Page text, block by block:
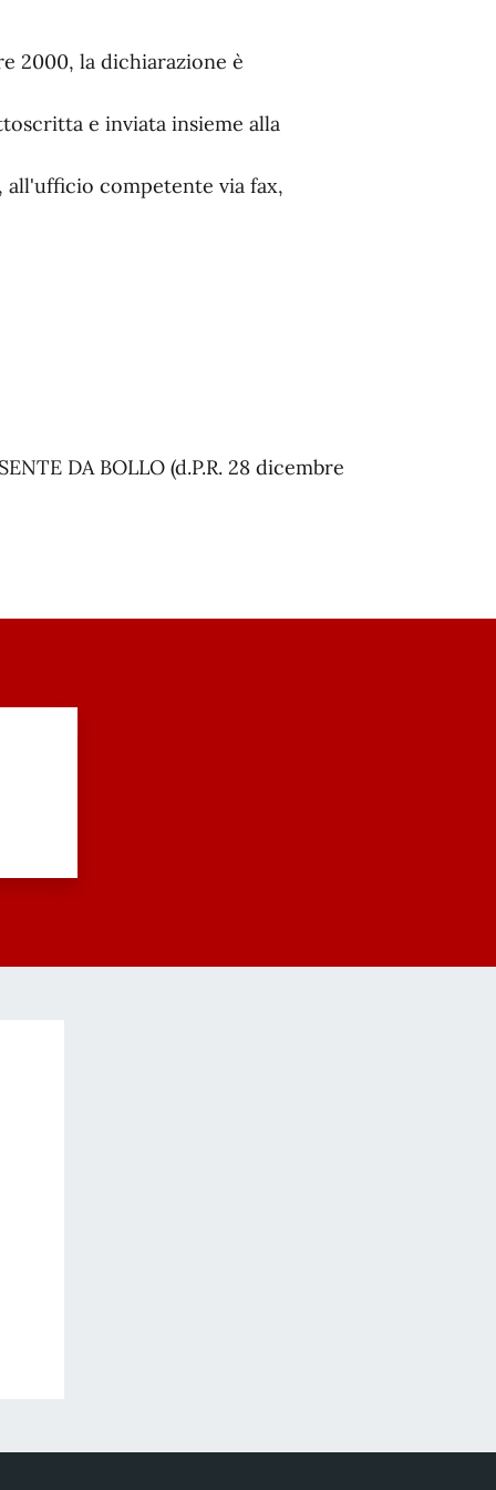
2000, la dichiarazione è
e inviata insieme alla
competente via fax,
DA BOLLO (d.P.R. 28 dicembre